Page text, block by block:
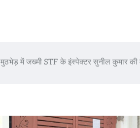
मुठभेड़ में जख्मी STF के इंस्पेक्टर सुनील कुमार की